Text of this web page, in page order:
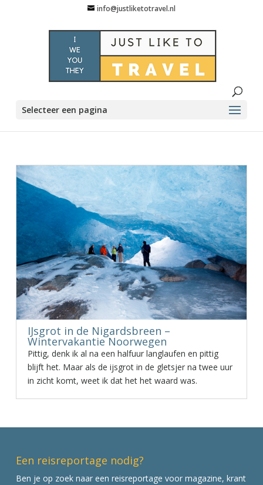
info@justliketotravel.nl
Selecteer een pagina
IJsgrot in de Nigardsbreen –
Wintervakantie Noorwegen
Pittig, denk ik al na een halfuur langlaufen en pittig
blijft het. Maar als de ijsgrot in de gletsjer na twee uur
in zicht komt, weet ik dat het het waard was.
Een reisreportage nodig?
Ben je op zoek naar een reisreportage voor magazine, krant